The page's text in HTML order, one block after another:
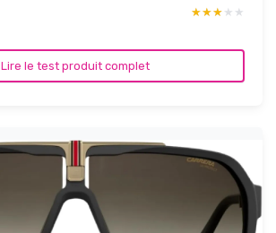
★★★★★
★★★★★
Lire le test produit complet